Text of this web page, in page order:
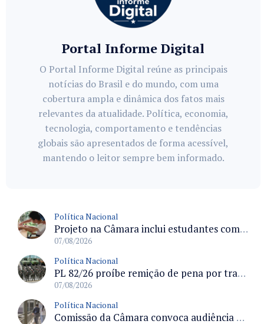
Portal Informe Digital
O Portal Informe Digital reúne as principais
notícias do Brasil e do mundo, com uma
cobertura ampla e dinâmica dos fatos mais
relevantes da atualidade. Política, economia,
tecnologia, comportamento e tendências
globais são apresentados de forma acessível,
mantendo o leitor sempre bem informado.
Política Nacional
Projeto na Câmara inclui estudantes com deficiência no regime escolar especial da LDB e estabelece critérios para frequência
07/08/2026
Política Nacional
PL 82/26 proíbe remição de pena por trabalho em funções militares para condenados por crimes contra o Estado Democrático de Direito
07/08/2026
Política Nacional
Comissão da Câmara convoca audiência para discutir misoginia nas escolas e universidades após divulgação de listas misóginas